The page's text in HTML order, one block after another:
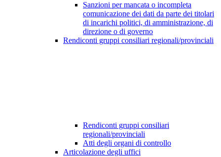
Sanzioni per mancata o incompleta
comunicazione dei dati da parte dei titolari
di incarichi politici, di amministrazione, di
direzione o di governo
Rendiconti gruppi consiliari regionali/provinciali
Rendiconti gruppi consiliari
regionali/provinciali
Atti degli organi di controllo
Articolazione degli uffici